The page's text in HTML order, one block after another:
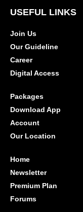
USEFUL LINKS
Join Us
Our Guideline
Career
Digital Access
Packages
Download App
Account
Our Location
Home
Newsletter
Premium Plan
Forums